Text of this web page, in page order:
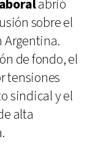
abrió
sobre el
Argentina.
de fondo, el
tensiones
sindical y el
alta